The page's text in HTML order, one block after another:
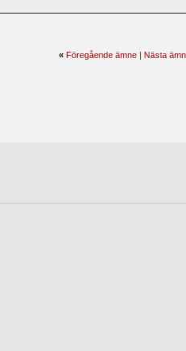
« Föregående ämne| Nästa